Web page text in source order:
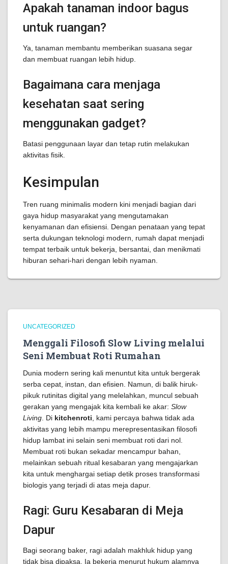
Apakah tanaman indoor bagus
untuk ruangan?
Ya, tanaman membantu memberikan suasana segar
dan membuat ruangan lebih hidup.
Bagaimana cara menjaga
kesehatan saat sering
menggunakan gadget?
Batasi penggunaan layar dan tetap rutin melakukan
aktivitas fisik.
Kesimpulan
Tren ruang minimalis modern kini menjadi bagian dari
gaya hidup masyarakat yang mengutamakan
kenyamanan dan efisiensi. Dengan penataan yang tepat
serta dukungan teknologi modern, rumah dapat menjadi
tempat terbaik untuk bekerja, bersantai, dan menikmati
hiburan sehari-hari dengan lebih nyaman.
UNCATEGORIZED
Menggali Filosofi Slow Living melalui
Seni Membuat Roti Rumahan
Dunia modern sering kali menuntut kita untuk bergerak
serba cepat, instan, dan efisien. Namun, di balik hiruk-
pikuk rutinitas digital yang melelahkan, muncul sebuah
gerakan yang mengajak kita kembali ke akar: Slow
Living . Di kitchenroti , kami percaya bahwa tidak ada
aktivitas yang lebih mampu merepresentasikan filosofi
hidup lambat ini selain seni membuat roti dari nol.
Membuat roti bukan sekadar mencampur bahan,
melainkan sebuah ritual kesabaran yang mengajarkan
kita untuk menghargai setiap detik proses transformasi
biologis yang terjadi di atas meja dapur.
Ragi: Guru Kesabaran di Meja
Dapur
Bagi seorang baker, ragi adalah makhluk hidup yang
tidak bisa dipaksa. Ia bekerja menurut hukum alamnya